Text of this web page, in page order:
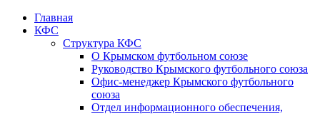
Главная
КФС
Структура КФС
О Крымском футбольном союзе
Руководство Крымского футбольного союза
Офис-менеджер Крымского футбольного
союза
Отдел информационного обеспечения,